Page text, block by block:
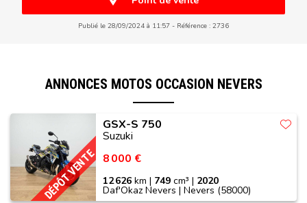
Publié le 28/09/2024 à 11:57 Référence : 2736
ANNONCES MOTOS OCCASION NEVERS
DÉPÔT VENTE
GSX-S 750
Suzuki
8 000 €
12 626 km | 749 cm³ | 2020
Daf'Okaz Nevers | Nevers (58000)